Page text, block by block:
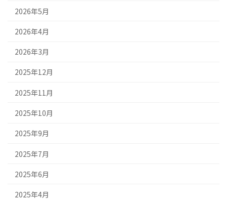
2026年5月
2026年4月
2026年3月
2025年12月
2025年11月
2025年10月
2025年9月
2025年7月
2025年6月
2025年4月